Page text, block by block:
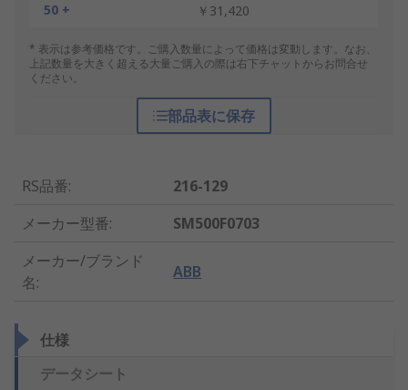
50 +
￥31,420
* 表示は参考価格です。ご購入数量によって価格は変動します。なお、
上記数量を大きく超える大量ご購入の際は右下チャットからお問合せ
ください。
部品表に保存
RS品番:
216-129
メーカー型番:
SM500F0703
メーカー/ブランド
名:
ABB
仕様
データシート